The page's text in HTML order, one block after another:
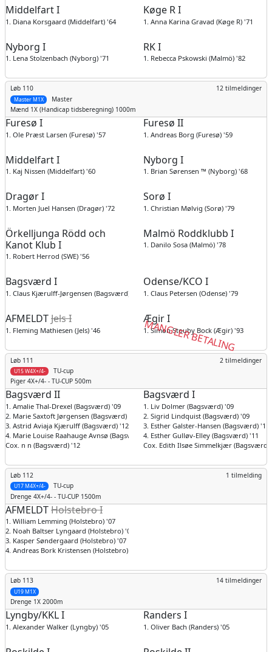
Middelfart I
1. Diana Korsgaard (Middelfart) '64
Køge R I
1. Anna Karina Gravad (Køge R) '71
Nyborg I
1. Lena Stolzenbach (Nyborg) '71
RK I
1. Rebecca Pskowski (Malmö) '82
Løb 110
Master
12 tilmeldinger
Master M1X
Mænd 1X (Handicap tidsberegning) 1000m
Furesø I
1. Ole Præst Larsen (Furesø) '57
Furesø II
1. Andreas Borg (Furesø) '59
Middelfart I
1. Kaj Nissen (Middelfart) '60
Nyborg I
1. Brian Sørensen ™ (Nyborg) '68
Dragør I
1. Morten Juel Hansen (Dragør) '72
Sorø I
1. Christian Mølvig (Sorø) '79
Örkelljunga Rödd och
Kanot Klub I
1. Robert Herrod (SWE) '56
Malmö Roddklubb I
1. Danilo Sosa (Malmö) '78
Bagsværd I
1. Claus Kjærulff-Jørgensen (Bagsværd) '77
Odense/KCO I
1. Claus Petersen (Odense) '79
AFMELDTJels I
1. Fleming Mathiesen (Jels) '46
Ægir I
MANGLER BETALING
1. Simon Stouby Bock (Ægir) '93
Løb 111
TU-cup
2 tilmeldinger
U15 W4X+/4-
Piger 4X+/4- - TU-CUP 500m
Bagsværd II
1. Amalie Thal-Drexel (Bagsværd) '09
2. Marie Saxtoft Jørgensen (Bagsværd) '09
3. Astrid Aviaja Kjærulff (Bagsværd) '12
4. Marie Louise Raahauge Avnsø (Bagsværd) '09
Cox. n n (Bagsværd) '12
Bagsværd I
1. Liv Dolmer (Bagsværd) '09
2. Sigrid Lindquist (Bagsværd) '09
3. Esther Galster-Hansen (Bagsværd) '11
4. Esther Gulløv-Elley (Bagsværd) '11
Cox. Edith Ilsøe Simmelkjær (Bagsværd)
Løb 112
TU-cup
1 tilmelding
U17 M4X+/4-
Drenge 4X+/4- - TU-CUP 1500m
AFMELDTHolstebro I
1. William Lemming (Holstebro) '07
2. Noah Baltser Lyngaard (Holstebro) '07
3. Kasper Søndergaard (Holstebro) '07
4. Andreas Bork Kristensen (Holstebro) '08
Løb 113 14 tilmeldinger
U19 M1X
Drenge 1X 2000m
Lyngby/KKL I
1. Alexander Walker (Lyngby) '05
Randers I
1. Oliver Bach (Randers) '05